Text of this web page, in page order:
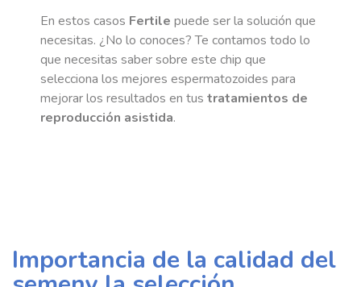
En estos casos Fertile puede ser la solución que
necesitas. ¿No lo conoces? Te contamos todo lo
que necesitas saber sobre este chip que
selecciona los mejores espermatozoides para
mejorar los resultados en tus tratamientos de
reproducción asistida.
Importancia de la calidad del